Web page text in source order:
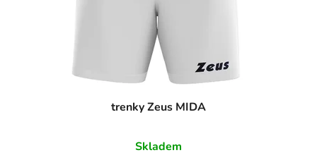
trenky Zeus MIDA
Skladem